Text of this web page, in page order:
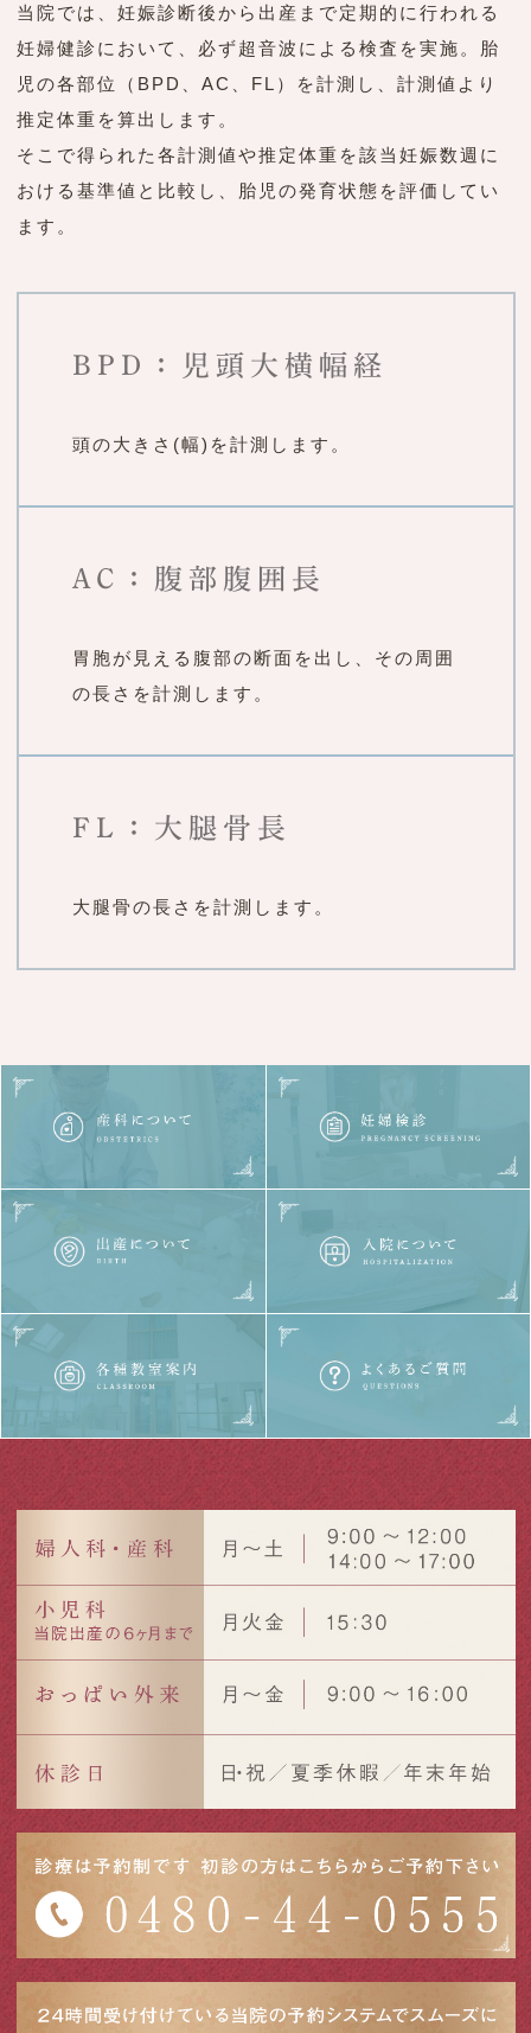
当院では、妊娠診断後から出産まで定期的に行われる
妊婦健診において、必ず超音波による検査を実施。胎
児の各部位（BPD、AC、FL）を計測し、計測値より
推定体重を算出します。
そこで得られた各計測値や推定体重を該当妊娠数週に
おける基準値と比較し、胎児の発育状態を評価してい
ます。
BPD：児頭大横幅経
頭の大きさ(幅)を計測します。
AC：腹部腹囲長
胃胞が見える腹部の断面を出し、その周囲
の長さを計測します。
FL：大腿骨長
大腿骨の長さを計測します。